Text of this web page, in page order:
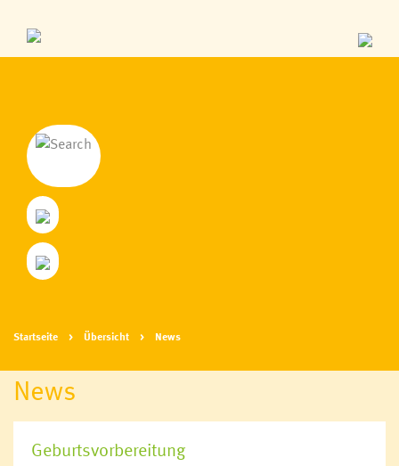
Startseite Übersicht News
News
Geburtsvorbereitung